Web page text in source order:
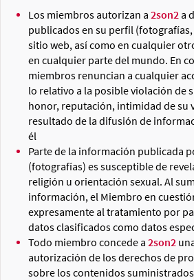
Los miembros autorizan a 2son2 a
publicados en su perfil
sitio web, así como en cualquier
en cualquier parte del mundo. En
miembros renuncian a cualquier
lo relativo a la posible violación de
honor, reputación, intimidad de su
resultado de la difusión de
él
Parte de la información publicada
(fotografías) es susceptible de
religión u orientación sexual. Al
información, el Miembro en
expresamente al tratamiento por
datos clasificados como datos
Todo miembro concede a 2son2
autorización de los derechos de
sobre los contenidos